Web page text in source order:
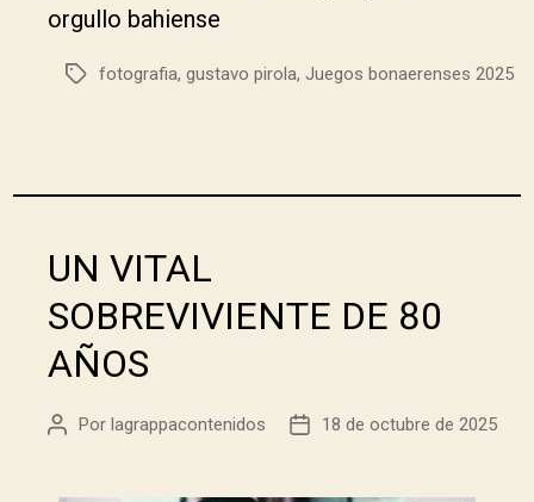
orgullo bahiense
fotografia, gustavo pirola, Juegos bonaerenses 2025
UN VITAL
SOBREVIVIENTE DE 80
AÑOS
Por lagrappacontenidos 18 de octubre de 2025